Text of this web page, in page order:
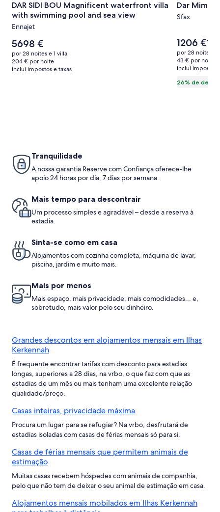
de
imagens
de
DAR
SIDI
BOU
sea
view
DAR SIDI BOU Magnificent waterfront villa
with swimming pool and sea view
Ennajet
O
preço
é
5698 €
5698 €
por 28 noites e 1 villa
204 € por noite
inclui impostos e taxas
de
imagens
Dar
Mima
Dar Mima
Sfax
26% de
O
preço
é
1206 €
1206 €O
era
mais
por 28 noites e
43 € por noite
inclui impostos
Tranquilidade
A nossa garantia Reserve com Confiança oferece-lhe
apoio 24 horas por dia, 7 dias por semana.
Mais tempo para descontrair
Um processo simples e agradável – desde a reserva à
estadia.
Sinta-se como em casa
Alojamentos com cozinha completa, máquina de lavar,
piscina, jardim e muito mais.
Mais por menos
Mais espaço, mais privacidade, mais comodidades... e,
sobretudo, mais valor pelo seu dinheiro.
Grandes descontos em alojamentos mensais em Ilhas
Kerkennah
É frequente encontrar tarifas com desconto para estadias
longas, superiores a 28 dias, na vrbo, o que faz com que as
estadias de um mês ou mais tenham uma excelente relação
qualidade/preço.
Casas inteiras, privacidade máxima
Procura um lugar para se refugiar? Na vrbo, desfrutará de
estadias isoladas com casas de férias mensais só para si.
Casas de férias mensais que permitem animais de
estimação
Muitas casas recebem hóspedes com animais de companhia,
pelo que não tem de deixar o seu animal de estimação em casa.
Alojamentos mensais mobilados em Ilhas Kerkennah